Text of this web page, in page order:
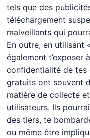
tels que des
téléchargement
malveillants qui
En outre, en utilisant
également t’exposer
confidentialité de tes
gratuits ont souvent
matière de collecte
utilisateurs. Ils
des tiers, te
ou même être